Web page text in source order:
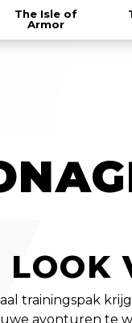
The Isle of
Armor
trainingspak
avonturen te